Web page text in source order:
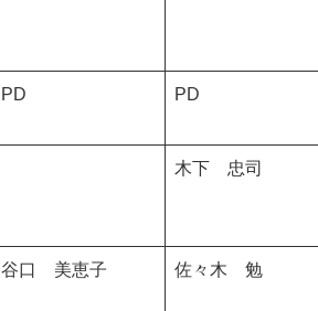
PD PD
木下 忠司
谷口 美恵子 佐々木 勉